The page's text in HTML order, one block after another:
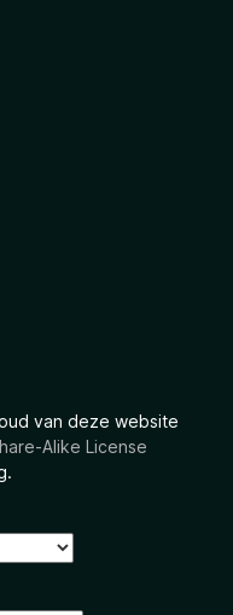
van deze website
Alike License